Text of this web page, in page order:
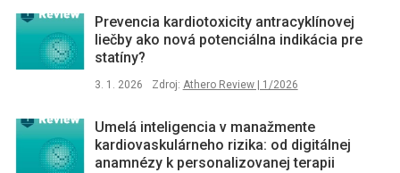
Prevencia kardiotoxicity antracyklínovej
liečby ako nová potenciálna indikácia pre
statíny?
3. 1. 2026 Zdroj: Athero Review | 1/2026
Umelá inteligencia v manažmente
kardiovaskulárneho rizika: od digitálnej
anamnézy k personalizovanej terapii